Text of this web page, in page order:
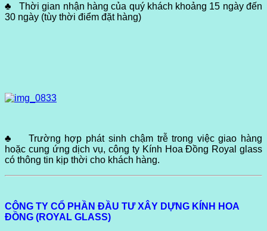
♣ Thời gian nhận hàng của quý khách khoảng 15 ngày đến
30 ngày (tùy thời điểm đặt hàng)
♣ Trường hợp phát sinh chậm trễ trong việc giao hàng
hoặc cung ứng dịch vụ, công ty Kính Hoa Đồng Royal glass
có thông tin kịp thời cho khách hàng.
CÔNG TY CỔ PHẦN ĐẦU TƯ XÂY DỰNG KÍNH HOA
ĐỒNG (ROYAL GLASS)